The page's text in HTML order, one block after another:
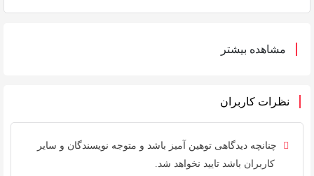
مشاهده بیشتر
نظرات کاربران
چنانچه دیدگاهی توهین آمیز باشد و متوجه نویسندگان و سایر
کاربران باشد تایید نخواهد شد.